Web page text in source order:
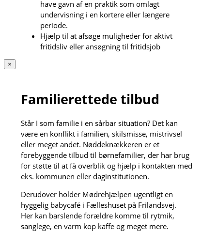
have gavn af en praktik som omlagt
undervisning i en kortere eller længere
periode.
Hjælp til at afsøge muligheder for aktivt
fritidsliv eller ansøgning til fritidsjob
×
Familierettede tilbud
Står I som familie i en sårbar situation? Det kan
være en konflikt i familien, skilsmisse, mistrivsel
eller meget andet. Nøddeknækkeren er et
forebyggende tilbud til børnefamilier, der har brug
for støtte til at få overblik og hjælp i kontakten med
eks. kommunen eller daginstitutionen.
Derudover holder Mødrehjælpen ugentligt en
hyggelig babycafé i Fælleshuset på Frilandsvej.
Her kan barslende forældre komme til rytmik,
sanglege, en varm kop kaffe og meget mere.